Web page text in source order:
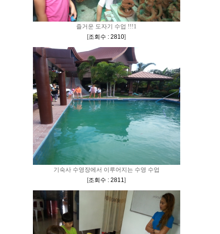
즐거운 도자기 수업 !!!1
[조회수 : 2810]
기숙사 수영장에서 이루어지는 수영 수업
[조회수 : 2811]